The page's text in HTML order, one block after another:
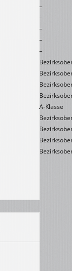
–
–
–
–
–
A-Klasse